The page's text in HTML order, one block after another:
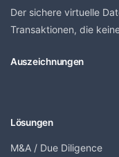
Der sichere virtuelle
Transaktionen, die
Auszeichnungen
Lösungen
M&A / Due Diligence